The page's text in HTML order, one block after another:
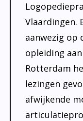
Vlaardingen.
aanwezig op
opleiding
Rotterdam
lezingen
afwijkende